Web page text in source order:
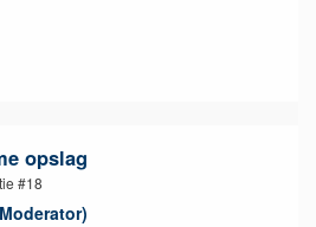
opslag
#18